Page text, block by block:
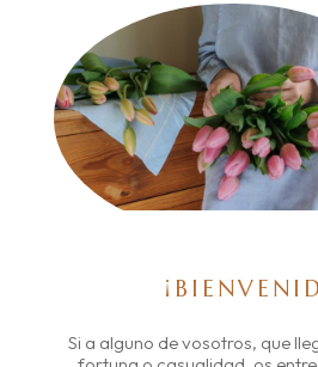
Si a alguno de vosotros, que